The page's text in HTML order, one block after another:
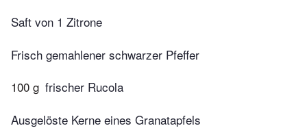
Saft von 1 Zitrone
Frisch gemahlener schwarzer Pfeffer
100 g frischer Rucola
Ausgelöste Kerne eines Granatapfels